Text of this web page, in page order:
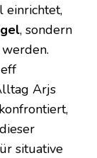
einrichtet,
, sondern
Arjs
situative